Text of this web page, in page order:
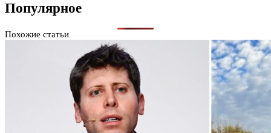
Популярное
Похожие статьи